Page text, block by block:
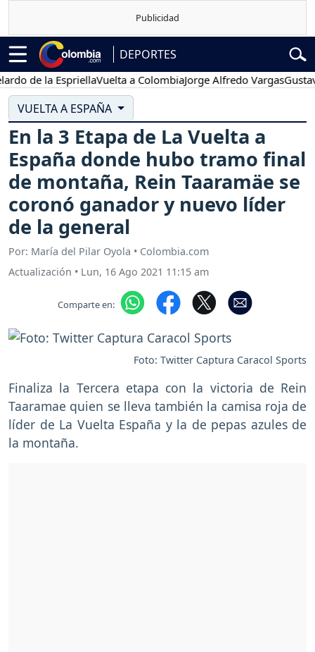
DEPORTES
la EspriellaVuelta a ColombiaJorge Alfredo VargasGustavo
VUELTA A ESPAÑA
En la 3 Etapa de La Vuelta a
España donde hubo tramo final
de montaña, Rein Taaramäe se
coronó ganador y nuevo líder
de la general
Por: María del Pilar Oyola • Colombia.com
Actualización • Lun, 16 Ago 2021 11:15 am
Comparte en:
Foto: Twitter Captura Caracol Sports
Finaliza la Tercera etapa con la victoria de Rein
Taaramae quien se lleva también la camisa roja de
líder de La Vuelta España y la de pepas azules de
la montaña.